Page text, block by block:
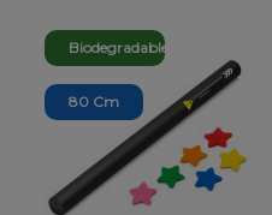
Biodegradable
80 Cm